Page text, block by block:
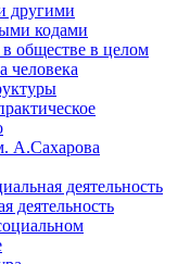
другими
кодами
обществе в целом
человека
А.Сахарова
деятельность
деятельность